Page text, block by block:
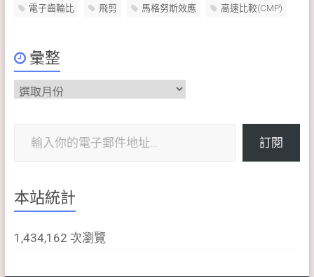
電子齒輪比 飛剪 馬格努斯效應 高速比較(CMP)
彙整
彙
整
訂閱
本站統計
1,434,162 次瀏覽